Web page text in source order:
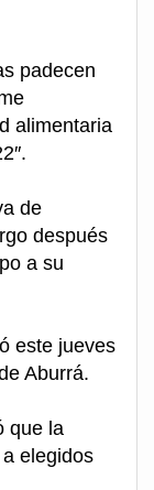
padecen
alimentaria
de
después
a su
este jueves
Aburrá.
que la
elegidos